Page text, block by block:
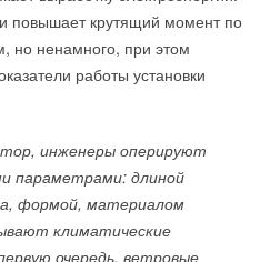
повышает крутящий момент по
но ненамного, при этом
работы установки
инженеры оперируют
параметрами: длиной
формой, материалом
климатические
очередь, ветровые
мощностью 1,5 МВт
Уведомления отключены
Уведомления отключены